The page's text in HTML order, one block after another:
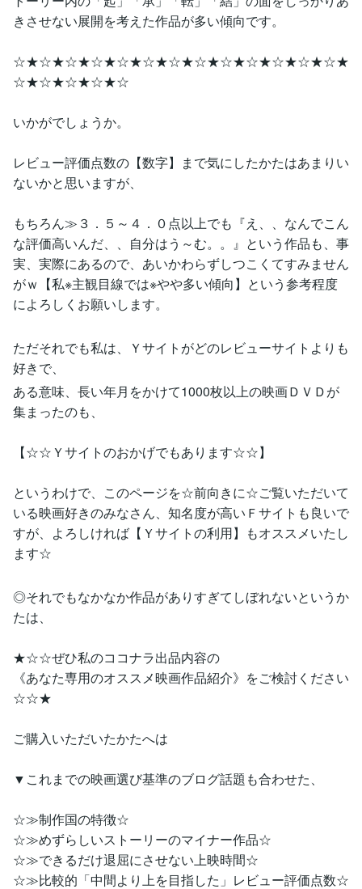
きさせない展開を考えた作品が多い傾向です。
☆★☆★☆★☆★☆★☆★☆★☆★☆★☆★☆★☆★☆★
☆★☆★☆★☆★☆
いかがでしょうか。
レビュー評価点数の【数字】まで気にしたかたはあまりい
ないかと思いますが、
もちろん≫３．５～４．０点以上でも『え、、なんでこん
な評価高いんだ、、自分はう～む。。』という作品も、事
実、実際にあるので、あいかわらずしつこくてすみません
がｗ【私※主観目線では※やや多い傾向】という参考程度
によろしくお願いします。
ただそれでも私は、Ｙサイトがどのレビューサイトよりも
好きで、
ある意味、長い年月をかけて1000枚以上の映画ＤＶＤが
集まったのも、
【☆☆Ｙサイトのおかげでもあります☆☆】
というわけで、このページを☆前向きに☆ご覧いただいて
いる映画好きのみなさん、知名度が高いＦサイトも良いで
すが、よろしければ【Ｙサイトの利用】もオススメいたし
ます☆
◎それでもなかなか作品がありすぎてしぼれないというか
たは、
★☆☆ぜひ私のココナラ出品内容の
《あなた専用のオススメ映画作品紹介》をご検討ください
☆☆★
ご購入いただいたかたへは
▼これまでの映画選び基準のブログ話題も合わせた、
☆≫制作国の特徴☆
☆≫めずらしいストーリーのマイナー作品☆
☆≫できるだけ退屈にさせない上映時間☆
☆≫比較的「中間より上を目指した」レビュー評価点数☆